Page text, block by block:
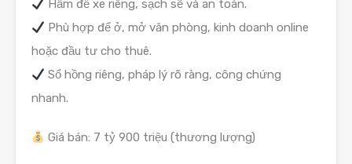
Hầm để xe riêng, sạch sẽ và an toàn.
Phù hợp để ở, mở văn phòng, kinh doanh online
hoặc đầu tư cho thuê.
Sổ hồng riêng, pháp lý rõ ràng, công chứng
nhanh.
Giá bán: 7 tỷ 900 triệu (thương lượng)